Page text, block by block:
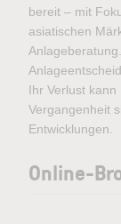
bereit – mit
asiatischen
Ihr Verlust
Vergangenheit
Entwicklungen.
Online-